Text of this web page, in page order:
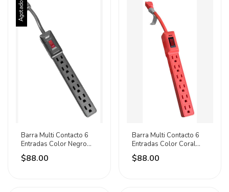
Agotado
Barra Multi Contacto 6
Entradas Color Negro
1800w Aksi Negro
$88.00
Barra Multi Contacto 6
Entradas Color Coral
1800w Aksi Coral
$88.00